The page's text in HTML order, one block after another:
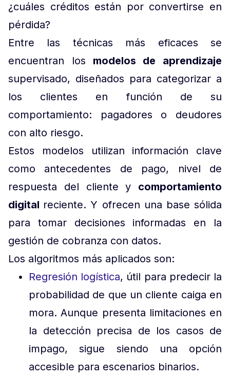
¿cuáles créditos están por convertirse en
pérdida?
Entre las técnicas más eficaces se
encuentran los modelos de aprendizaje
supervisado, diseñados para categorizar a
los clientes en función de su
comportamiento: pagadores o deudores
con alto riesgo.
Estos modelos utilizan información clave
como antecedentes de pago, nivel de
respuesta del cliente y comportamiento
digital reciente. Y ofrecen una base sólida
para tomar decisiones informadas en la
gestión de cobranza con datos.
Los algoritmos más aplicados son:
Regresión logística, útil para predecir la
probabilidad de que un cliente caiga en
mora. Aunque presenta limitaciones en
la detección precisa de los casos de
impago, sigue siendo una opción
accesible para escenarios binarios.